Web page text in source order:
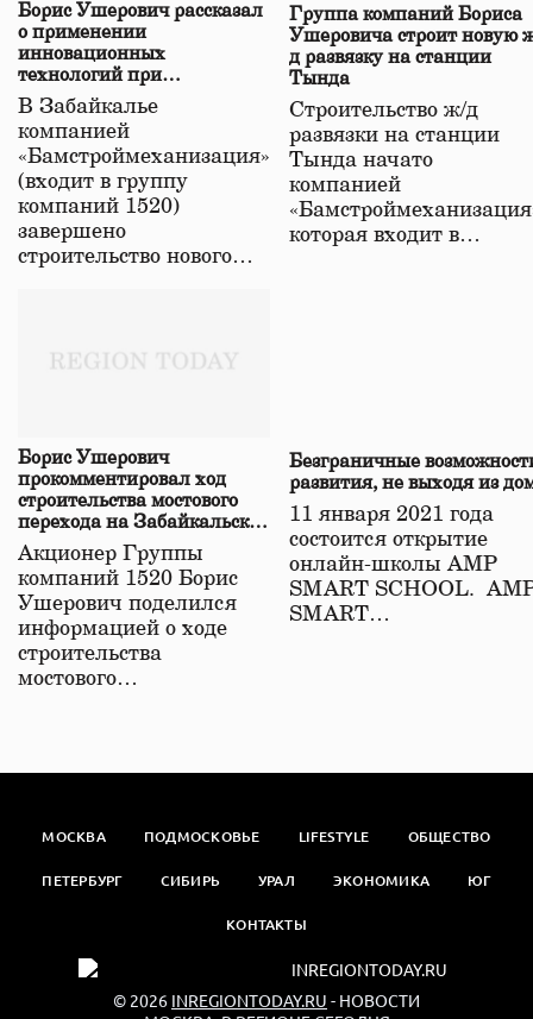
Борис Ушерович рассказал
о применении
инновационных
технологий при
строительстве нового моста
в Забайкалье
В Забайкалье
компанией
«Бамстроймеханизация»
(входит в группу
компаний 1520)
завершено
строительство нового…
Группа компаний Бориса
Ушеровича строит новую
д развязку на станции
Тында
Строительство ж/д
развязки на станции
Тында начато
компанией
которая входит в…
Борис Ушерович
прокомментировал ход
строительства мостового
перехода на Забайкальской
железной дороге
Акционер Группы
компаний 1520 Борис
Ушерович поделился
информацией о ходе
строительства
мостового…
Безграничные
развития, не выходя из
11 января 2021 года
состоится открытие
онлайн-школы АМР
SMART SCHOOL.
SMART…
МОСКВА ПОДМОСКОВЬЕ LIFESTYLE ОБЩЕСТВО
ПЕТЕРБУРГ СИБИРЬ УРАЛ ЭКОНОМИКА ЮГ
КОНТАКТЫ
© 2026 INREGIONTODAY.RU - НОВОСТИ